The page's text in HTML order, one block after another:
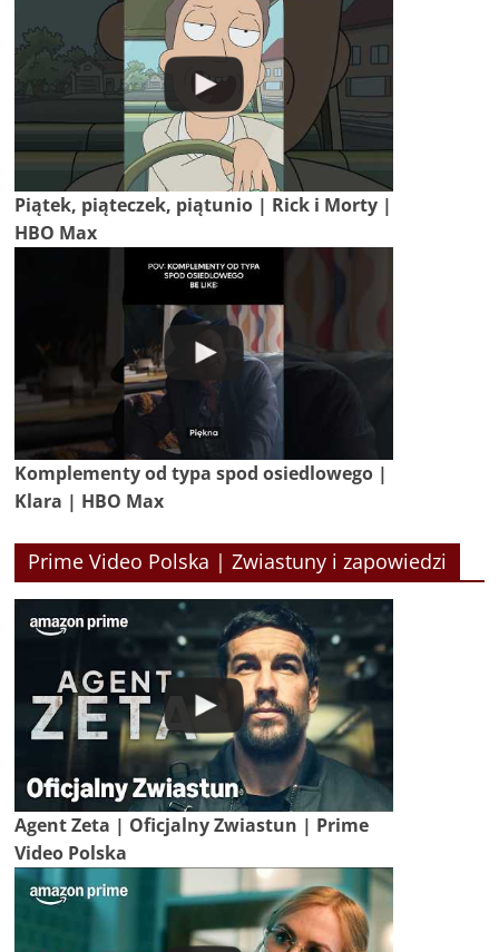
Piątek, piąteczek, piątunio | Rick i Morty |
HBO Max
Komplementy od typa spod osiedlowego |
Klara | HBO Max
Prime Video Polska | Zwiastuny i zapowiedzi
Agent Zeta | Oficjalny Zwiastun | Prime
Video Polska